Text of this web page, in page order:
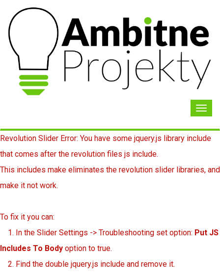
Revolution Slider Error: You have some jquery.js library include
that comes after the revolution files js include.
This includes make eliminates the revolution slider libraries, and
make it not work.
To fix it you can:
1. In the Slider Settings -> Troubleshooting set option: Put JS
Includes To Body option to true.
2. Find the double jquery.js include and remove it.